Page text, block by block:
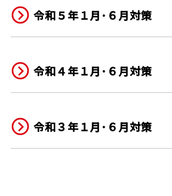
令和５年１月･６月対策
令和４年１月･６月対策
令和３年１月･６月対策